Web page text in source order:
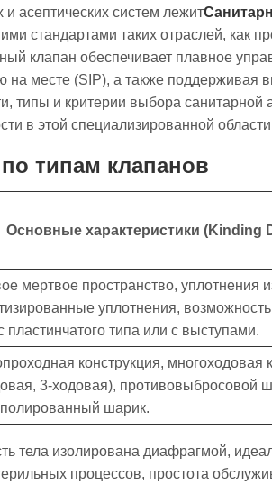
асептических систем лежит
стандартами таких отраслей, как
клапан обеспечивает плавное
на месте (SIP), а также поддерживая
типы и критерии выбора
в этой специализированной
типам клапанов
Основные характеристики (Kinding
мертвое пространство, уплотнения
уплотнения,
пластинчатого типа или с выступами.
конструкция, многоходовая
3-ходовая), противовыбросовой
шарик.
тела изолирована диафрагмой,
процессов, простота